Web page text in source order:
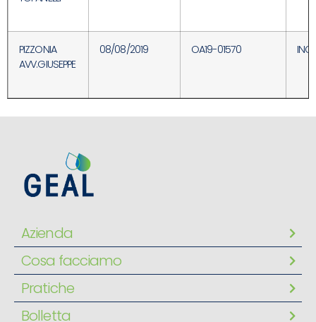
PIZZONIA
AVV.GIUSEPPE
08/08/2019 OA19-01570
Azienda
Cosa facciamo
Pratiche
Bolletta